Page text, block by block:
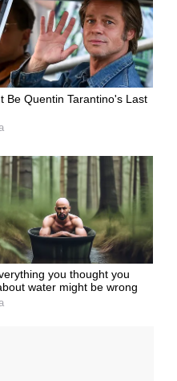
Be Quentin Tarantino's Last
you thought you
water might be wrong